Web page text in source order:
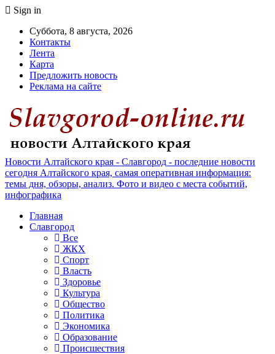
Sign in
Суббота, 8 августа, 2026
Контакты
Лента
Карта
Предложить новость
Реклама на сайте
Новости Алтайского края - Славгород - последние новости
сегодня Алтайского края, самая оперативная информация:
темы дня, обзоры, анализ. Фото и видео с места событий,
инфографика
Главная
Славгород
Все
ЖКХ
Спорт
Власть
Здоровье
Культура
Общество
Политика
Экономика
Образование
Происшествия